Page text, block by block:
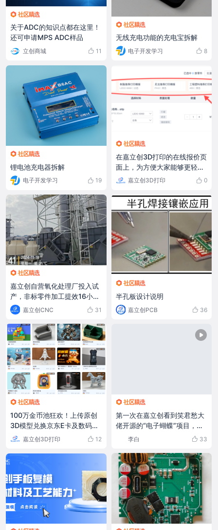
关于ADC的知识点都在这里！
还可申请MPS ADC样品
立创商城 11
锂电池充电器拆解
电子开发学习 19
嘉立创自营氧化处理厂投入试
产，非标零件加工提效16小
时！嘉立创CNC 31
100万金币池狂欢！上传原创
3D模型兑换京东E卡及数码潮
礼
嘉立创3D打印 12
无线充电功能的充电宝拆解
电子开发学习 8
在嘉立创3D打印的在线报价页
面上，为方便大家能够更轻松
快捷地完成打印设置，我们提
选择，即可快速生成打样设
置。如此一来，即使是3D打印
新手也能轻松上手，有效提升
了整个下单流程的使用体验和
效率。 #嘉立创3D打印# #嘉
立创免费3D打印# #DIY设计#
嘉立创3D打印 0
半孔板设计说明
嘉立创PCB 36
第一次在嘉立创看到笑君愁大
佬开源的“电子蝴蝶”项目，我
就被它深深吸引了。精致的P
还有那若隐若现的呼吸灯效，
无不彰显着创作者的巧思和电
子设计的魅力。 作为一个硬件
小白，我怀着忐忑的心情，决
定挑战自我，尝试复刻这个项
目。从下载Gerber文件到嘉
立创下单，从焊接元器件到调
试代码，每一步都充满了未知
李白 33